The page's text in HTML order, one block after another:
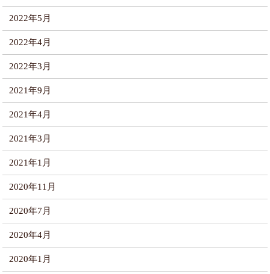
2022年5月
2022年4月
2022年3月
2021年9月
2021年4月
2021年3月
2021年1月
2020年11月
2020年7月
2020年4月
2020年1月